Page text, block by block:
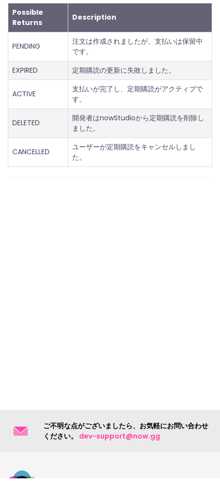
Possible
Returns
Description
PENDING
注文は作成されましたが、支払いは保留中
です。
EXPIRED
定期購読の更新に失敗しました。
ACTIVE
支払いが完了し、定期購読がアクティブで
す。
DELETED
開発者はnowStudioから定期購読を削除し
ました。
CANCELLED
ユーザーが定期購読をキャンセルしまし
た。
ご不明な点がございましたら、お気軽にお問い合わせ
ください。
dev-support@now.gg